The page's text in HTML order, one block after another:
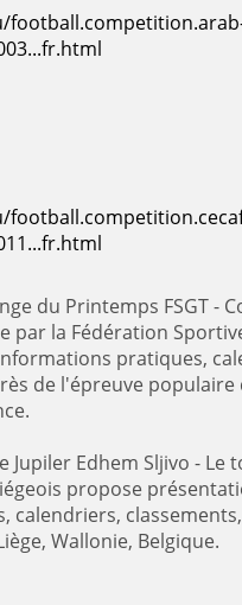
Printemps FSGT - Compétition
par la Fédération
pratiques,
de l'épreuve populaire
Edhem Sljivo - Le tournoi de football
propose
calendriers,
Wallonie, Belgique.